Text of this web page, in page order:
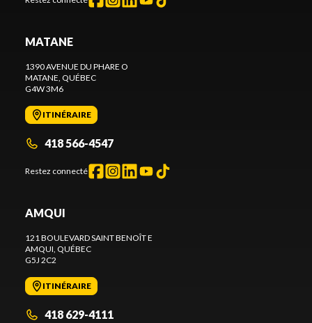
MATANE
1390 AVENUE DU PHARE O
MATANE, QUÉBEC
G4W 3M6
ITINÉRAIRE
418 566-4547
Restez connecté
AMQUI
121 BOULEVARD SAINT BENOÎT E
AMQUI, QUÉBEC
G5J 2C2
ITINÉRAIRE
418 629-4111